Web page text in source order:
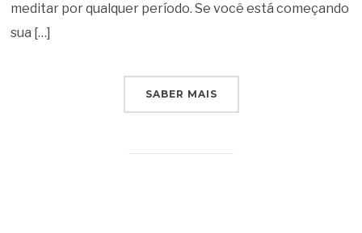
meditar por qualquer período. Se você está começando
sua […]
SABER MAIS